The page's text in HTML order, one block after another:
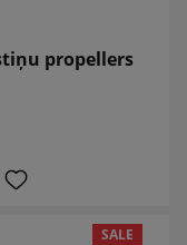
propellers
SALE